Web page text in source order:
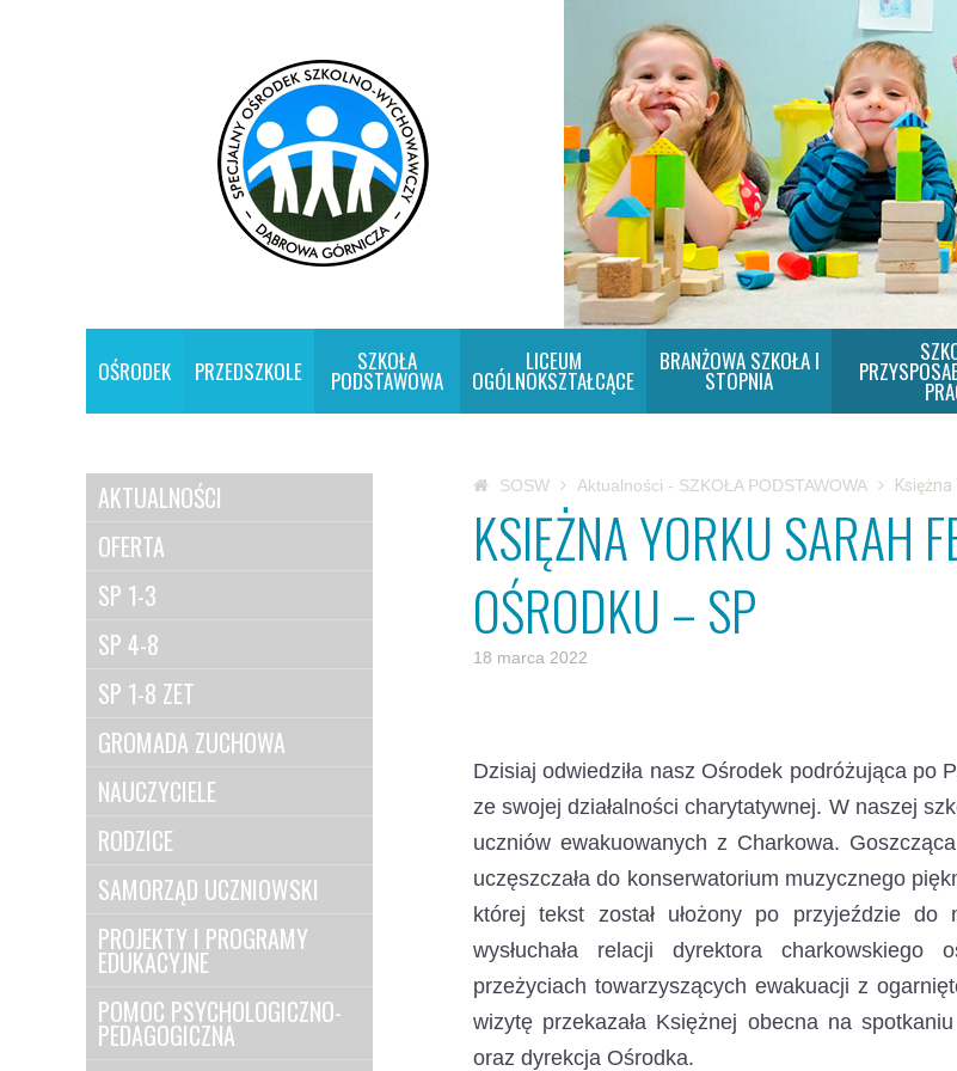
OŚRODEK PRZEDSZKOLE SZKOŁA
PODSTAWOWA
LICEUM
OGÓLNOKSZTAŁCĄCE
BRANŻOWA SZKOŁA I
STOPNIA
AKTUALNOŚCI
OFERTA
SP 1-3
SP 4-8
SP 1-8 ZET
GROMADA ZUCHOWA
NAUCZYCIELE
RODZICE
SAMORZĄD UCZNIOWSKI
PROJEKTY I PROGRAMY
EDUKACYJNE
POMOC PSYCHOLOGICZNO-
PEDAGOGICZNA
SOSW Aktualności - SZKOŁA PODSTAWOWA
KSIĘŻNA YORKU SARAH
OŚRODKU – SP
18 marca 2022
Dzisiaj odwiedziła nasz Ośrodek podróżująca po
ze swojej działalności charytatywnej. W naszej
uczniów ewakuowanych z Charkowa.
uczęszczała do konserwatorium muzycznego
której tekst został ułożony po przyjeździe
wysłuchała relacji dyrektora charkowskiego
przeżyciach towarzyszących ewakuacji z
wizytę przekazała Księżnej obecna na
oraz dyrekcja Ośrodka.